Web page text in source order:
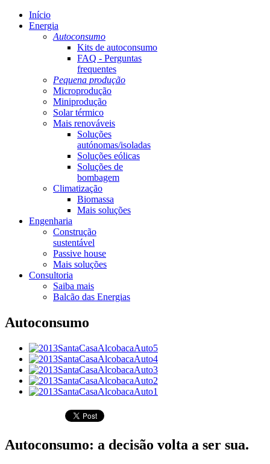
Início
Energia
Autoconsumo
Kits de autoconsumo
FAQ - Perguntas
frequentes
Pequena produção
Microprodução
Miniprodução
Solar térmico
Mais renováveis
Soluções
autónomas/isoladas
Soluções eólicas
Soluções de
bombagem
Climatização
Biomassa
Mais soluções
Engenharia
Construção
sustentável
Passive house
Mais soluções
Consultoria
Saiba mais
Balcão das Energias
Autoconsumo
Autoconsumo: a decisão volta a ser sua.